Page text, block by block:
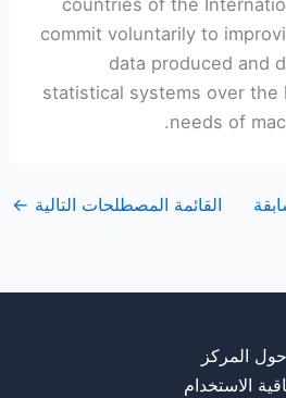
commit voluntarily to
data produced and
statistical systems over
needs of
القائمة المصطلحات التالية ←
حول المركز
الاستخدام